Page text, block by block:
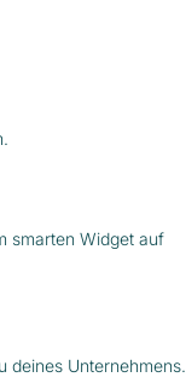
smarten Widget auf
deines Unternehmens.